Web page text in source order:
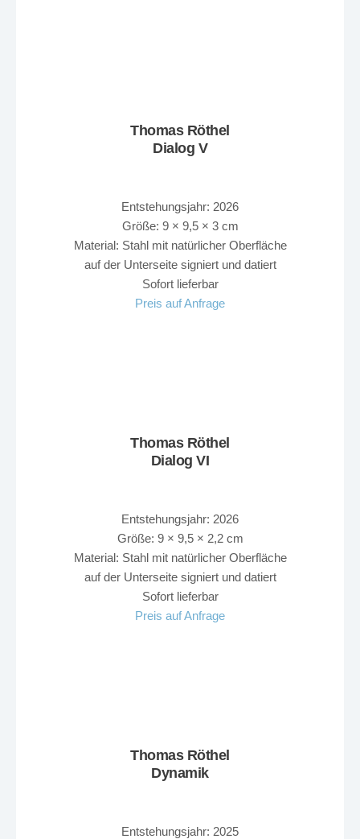
Thomas Röthel
Dialog V
Entstehungsjahr: 2026
Größe: 9 × 9,5 × 3 cm
Material: Stahl mit natürlicher Oberfläche
auf der Unterseite signiert und datiert
Sofort lieferbar
Preis auf Anfrage
Thomas Röthel
Dialog VI
Entstehungsjahr: 2026
Größe: 9 × 9,5 × 2,2 cm
Material: Stahl mit natürlicher Oberfläche
auf der Unterseite signiert und datiert
Sofort lieferbar
Preis auf Anfrage
Thomas Röthel
Dynamik
Entstehungsjahr: 2025